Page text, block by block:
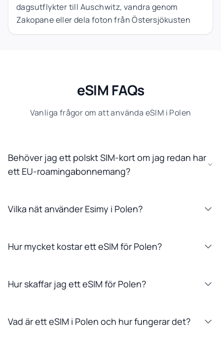
dagsutflykter till Auschwitz, vandra genom
Zakopane eller dela foton från Östersjökusten
eSIM FAQs
Vanliga frågor om att använda eSIM i Polen
Behöver jag ett polskt SIM-kort om jag redan har
ett EU-roamingabonnemang?
Vilka nät använder Esimy i Polen?
Hur mycket kostar ett eSIM för Polen?
Hur skaffar jag ett eSIM för Polen?
Vad är ett eSIM i Polen och hur fungerar det?